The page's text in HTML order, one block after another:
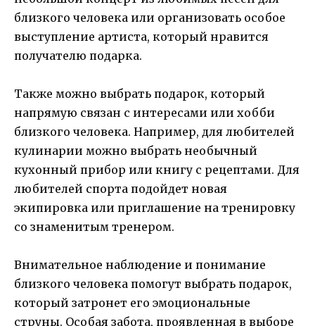
близкого человека или организовать особое
выступление артиста, который нравится
получателю подарка.
Также можно выбрать подарок, который
напрямую связан с интересами или хобби
близкого человека. Например, для любителей
кулинарии можно выбрать необычный
кухонный прибор или книгу с рецептами. Для
любителей спорта подойдет новая
экипировка или приглашение на тренировку
со знаменитым тренером.
Внимательное наблюдение и понимание
близкого человека помогут выбрать подарок,
который затронет его эмоциональные
струны. Особая забота, проявленная в выборе